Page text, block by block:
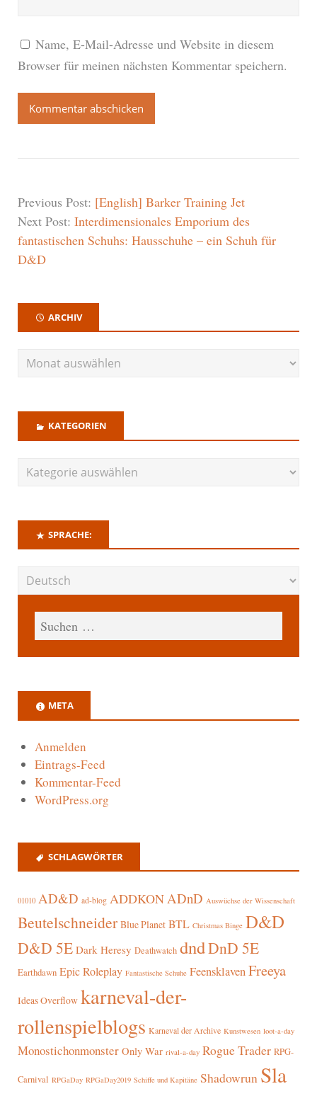
Name, E-Mail-Adresse und Website in diesem
Browser für meinen nächsten Kommentar speichern.
Previous Post: [English] Barker Training Jet
Next Post: Interdimensionales Emporium des
fantastischen Schuhs: Hausschuhe – ein Schuh für
D&D
ARCHIV
KATEGORIEN
SPRACHE:
META
Anmelden
Eintrags-Feed
Kommentar-Feed
WordPress.org
SCHLAGWÖRTER
01010 AD&D ad-blog ADDKONADnD Auswüchse der Wissenschaft
Beutelschneider Blue Planet BTL Christmas Binge D&D
D&D 5E Dark Heresy Deathwatch dndDnD 5E
Earthdawn Epic Roleplay Fantastische Schuhe FeensklavenFreeya
Ideas Overflow karneval-der-
rollenspielblogs Karneval der Archive Kunstwesen loot-a-day
Monostichonmonster Only War rival-a-day Rogue Trader RPG-
Carnival RPGaDay RPGaDay2019 Schiffe und Kapitäne Shadowrun Sla